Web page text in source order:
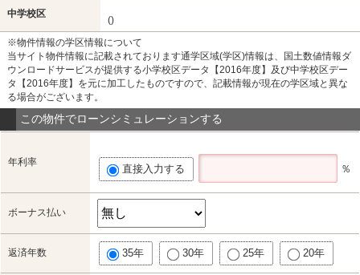
中学校区
()
※物件情報の学区情報について
当サイト物件情報に記載されております通学区域(学区)情報は、国土数値情報ダ
ウンロードサービスが提供する小学校区データ【2016年度】及び中学校区デー
タ【2016年度】を元に加工したものですので、記載情報が現在の学区域と異な
る場合がございます。
この物件でローンシミュレーションする
年利率
直接入力する ％
ボーナス払い
返済年数 35年 30年 25年 20年